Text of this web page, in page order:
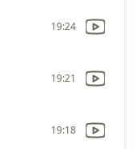
19:24
19:21
19:18